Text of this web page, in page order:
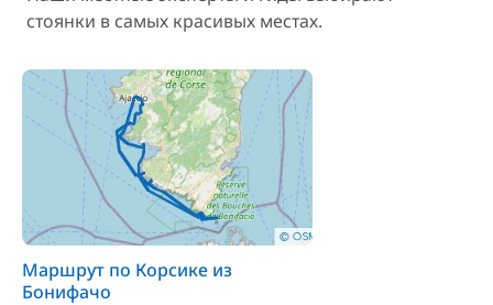
стоянки в самых красивых местах.
Маршрут по Корсике из
Бонифачо